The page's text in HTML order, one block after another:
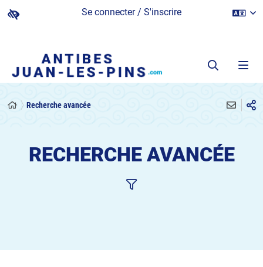
Se connecter / S'inscrire
Recherche avancée
RECHERCHE AVANCÉE